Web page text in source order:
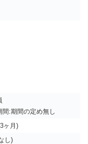
間:期間の定め無し
ヶ月)
し)